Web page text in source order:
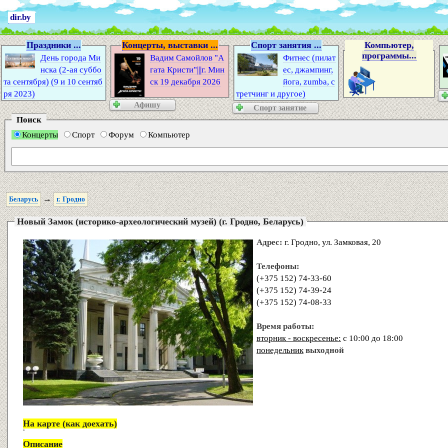
dir.by
Праздники ...
День города Ми
нска (2-ая суббо
та сентября) (9 и 10 сентяб
ря 2023)
Концерты, выставки ...
Вадим Самойлов "А
гата Кристи"|||г. Мин
ск 19 декабря 2026
Афишу
Спорт занятия ...
Фитнес (пилат
ес, джампинг,
йога, zumba, с
третчинг и другое)
Спорт занятие
Компьютер,
программы...
Поиск
Концерты
Спорт Форум Компьютер
Беларусь → г. Гродно
Новый Замок (историко-археологический музей) (г. Гродно, Беларусь)
Адрес: г. Гродно, ул. Замковая, 20
Телефоны:
(+375 152) 74-33-60
(+375 152) 74-39-24
(+375 152) 74-08-33
Время работы:
вторник - воскресенье: с 10:00 до 18:00
понедельник выходной
На карте (как доехать)
Описание